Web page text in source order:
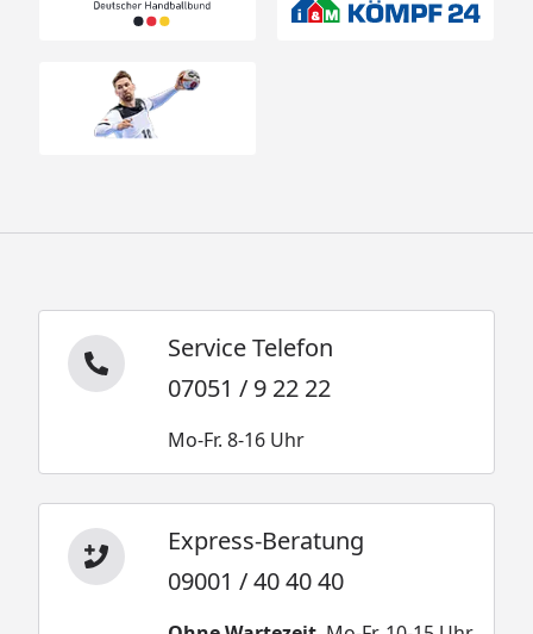
Service Telefon
07051 / 9 22 22
Mo-Fr. 8-16 Uhr
Express-Beratung
09001 / 40 40 40